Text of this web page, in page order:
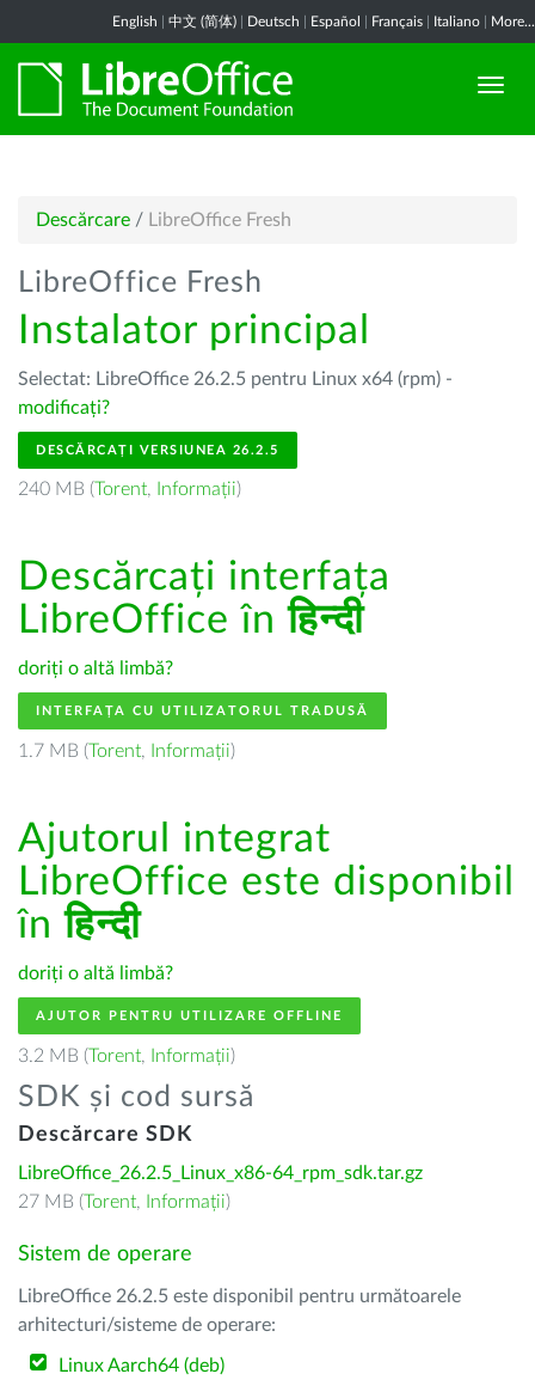
English 中文 (简体) Deutsch Español Français Italiano More...
Descărcare / LibreOffice Fresh
LibreOffice Fresh
Instalator principal
Selectat: LibreOffice 26.2.5 pentru Linux x64 (rpm) -
modificați?
DESCĂRCAȚI VERSIUNEA 26.2.5
240 MB (Torent, Informații)
Descărcați interfața
LibreOffice înहिन्दी
doriți o altă limbă?
INTERFAȚA CU UTILIZATORUL TRADUSĂ
1.7 MB (Torent, Informații)
Ajutorul integrat
LibreOffice este disponibil
înहिन्दी
doriți o altă limbă?
AJUTOR PENTRU UTILIZARE OFFLINE
3.2 MB (Torent, Informații)
SDK și cod sursă
Descărcare SDK
LibreOffice_26.2.5_Linux_x86-64_rpm_sdk.tar.gz
27 MB (Torent, Informații)
Sistem de operare
LibreOffice 26.2.5 este disponibil pentru următoarele
arhitecturi/sisteme de operare:
Linux Aarch64 (deb)